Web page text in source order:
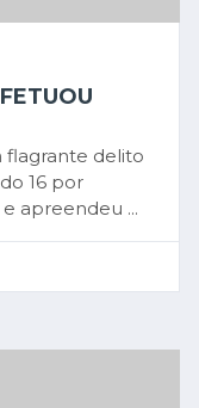
flagrante delito
16 por
apreendeu ...